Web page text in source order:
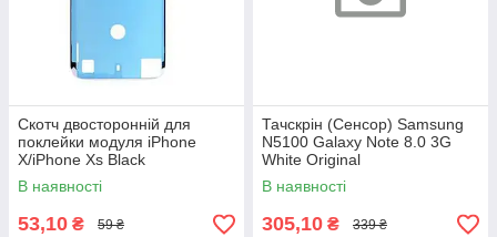
Скотч двосторонній для
поклейки модуля iPhone
X/iPhone Xs Black
В наявності
53,10 ₴ 59 ₴
Тачскрін (Сенсор) Samsung
N5100 Galaxy Note 8.0 3G
White Original
В наявності
305,10 ₴ 339 ₴